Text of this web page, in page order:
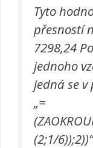
Tyto
přesností
7298,24
jednoho
jedná se v
„=
(2;1/6));2))“